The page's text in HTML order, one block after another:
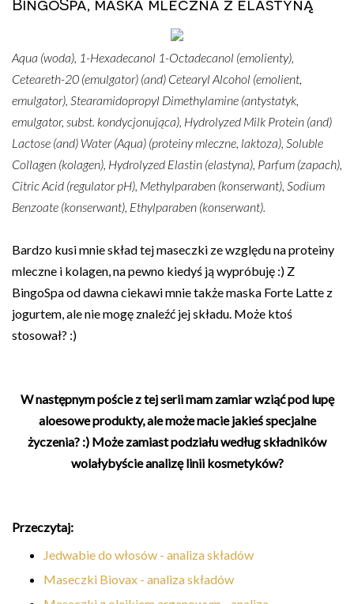
Aqua (woda), 1-Hexadecanol 1-Octadecanol (emolienty),
Ceteareth-20 (emulgator) (and) Cetearyl Alcohol (emolient,
emulgator), Stearamidopropyl Dimethylamine (antystatyk,
emulgator, subst. kondycjonująca), Hydrolyzed Milk Protein (and)
Lactose (and) Water (Aqua) (proteiny mleczne, laktoza), Soluble
Collagen (kolagen), Hydrolyzed Elastin (elastyna), Parfum (zapach),
Citric Acid (regulator pH), Methylparaben (konserwant), Sodium
Benzoate (konserwant), Ethylparaben (konserwant).
Bardzo kusi mnie skład tej maseczki ze względu na proteiny
mleczne i kolagen, na pewno kiedyś ją wypróbuję :) Z
BingoSpa od dawna ciekawi mnie także maska Forte Latte z
jogurtem, ale nie mogę znaleźć jej składu. Może ktoś
stosował? :)
W następnym poście z tej serii mam zamiar wziąć pod lupę
aloesowe produkty, ale może macie jakieś specjalne
życzenia? :) Może zamiast podziału według składników
wolałybyście analizę linii kosmetyków?
Przeczytaj:
Jedwabie do włosów - analiza składów
Maseczki Biovax - analiza składów